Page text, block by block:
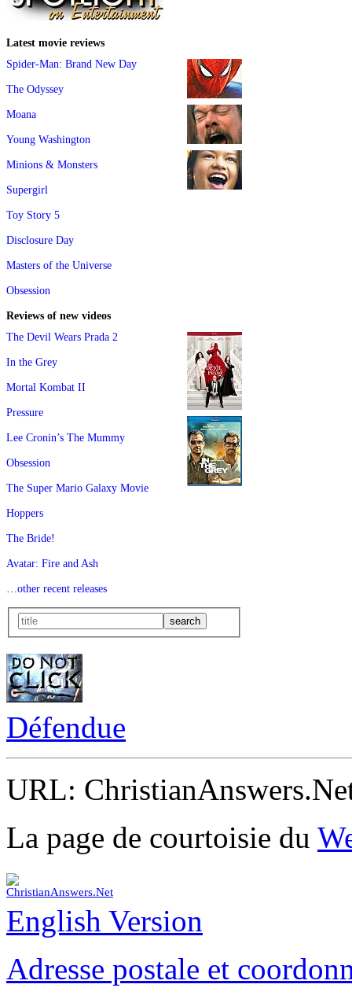
Latest movie reviews
Spider-Man: Brand New Day
The Odyssey
Moana
Young Washington
Minions & Monsters
Supergirl
Toy Story 5
Disclosure Day
Masters of the Universe
Obsession
Reviews of new videos
The Devil Wears Prada 2
In the Grey
Mortal Kombat II
Pressure
Lee Cronin’s The Mummy
Obsession
The Super Mario Galaxy Movie
Hoppers
The Bride!
Avatar: Fire and Ash
…other recent releases
Défendue
URL:
La page de courtoisie du
English Version
Adresse postale et